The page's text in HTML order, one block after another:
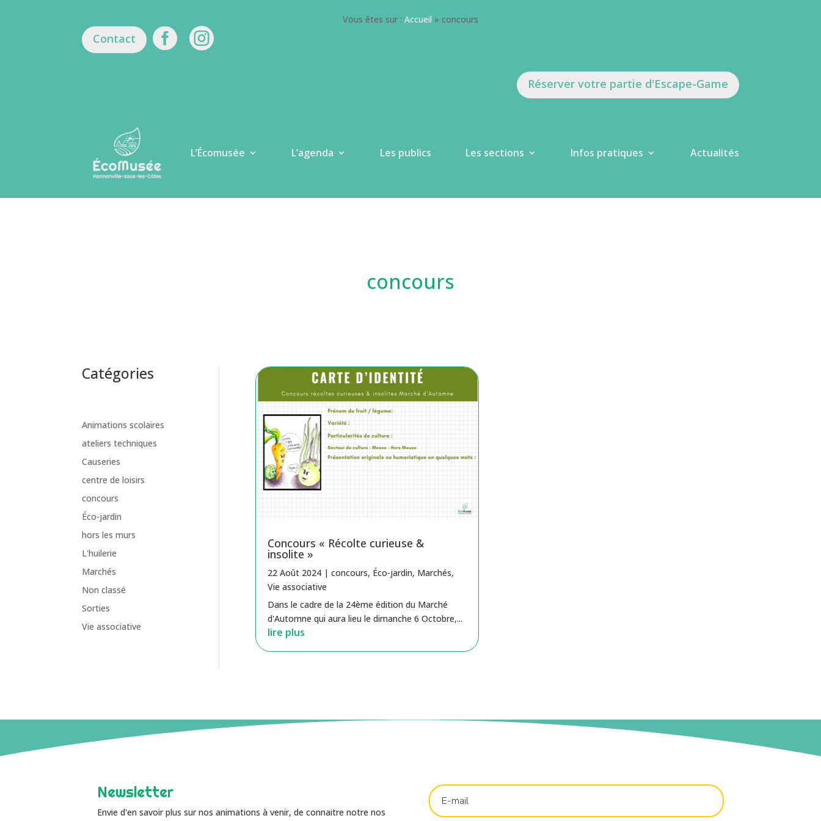
Vous êtes sur : Accueil » concours
Contact  
Réserver votre partie d'Escape-Game
L’Écomusée L’agenda Les publics Les sections Infos pratiques Actualités
concours
Catégories
Animations scolaires
ateliers techniques
Causeries
centre de loisirs
concours
Éco-jardin
hors les murs
L'huilerie
Marchés
Non classé
Sorties
Vie associative
Concours « Récolte curieuse &
insolite »
22 Août 2024| concours, Éco-jardin, Marchés,
Vie associative
Dans le cadre de la 24ème édition du Marché
d'Automne qui aura lieu le dimanche 6 Octobre,...
lire plus
Newsletter
Envie d'en savoir plus sur nos animations à venir, de connaitre notre nos